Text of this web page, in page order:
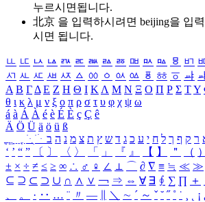
누르시면됩니다.
北京 을 입력하시려면 beijing을 입
시면 됩니다.
ㅥ ㅦ ㅧ ㅨ ㅩ ㅪ ㅫ ㅬ ㅭ ㅮ ㅯ ㅰ ㅱ ㅲ
ㅺ ㅻ ㅼ ㅽ ㅾ ㅿ ㆀ ㆁ ㆂ ㆃ ㆄ ㆅ ㆆ ㆇ
Α Β ΓΔ Ε Ζ Η Θ Ι ΚΛ Μ Ν Ξ Ο Π Ρ Σ ΤΥ
θ ι κ λ μ ν ξ ο π ρ σ τ υ φ χ ψ ω
á à Á À é è É È ç Ç ê
Ä Ö Ü ä ö ü ß
ִֶֹ ֻּ ׁׂ ר ק ף ך ל ח י ע כ ג ד ש ץ ת צ מ נ ה ב
‘ ’ “ ” 〔 〕 〈 〉 「 」 『 』 【 】 ＂ （ ）
± × ÷ ≠ ≤ ≥ ∞ ∴ ♂ ♀ ∠ ⊥ ⌒ ∂ ∇ ≡ ≒ ≪ ≫
⊆ ⊇ ⊂ ⊃ ∪ ∩ ∧ ∨ ￢ ⇒ ⇔ ∀ ∃ ∮ ∑ ∏ ＋
、
。 · ‥ … ¨ 〃 ― ＼ ∼ ´ ～ ˇ ˘ ˝ ˚ ˙ ¸ ¡